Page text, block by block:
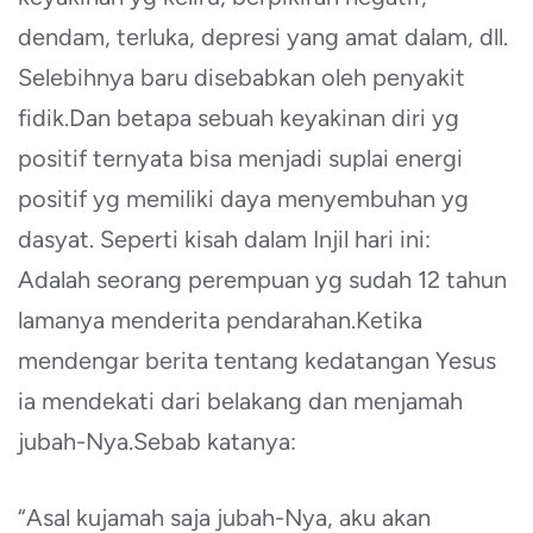
dendam, terluka, depresi yang amat dalam, dll.
Selebihnya baru disebabkan oleh penyakit
fidik.Dan betapa sebuah keyakinan diri yg
positif ternyata bisa menjadi suplai energi
positif yg memiliki daya menyembuhan yg
dasyat. Seperti kisah dalam Injil hari ini:
Adalah seorang perempuan yg sudah 12 tahun
lamanya menderita pendarahan.Ketika
mendengar berita tentang kedatangan Yesus
ia mendekati dari belakang dan menjamah
jubah-Nya.Sebab katanya:
“Asal kujamah saja jubah-Nya, aku akan